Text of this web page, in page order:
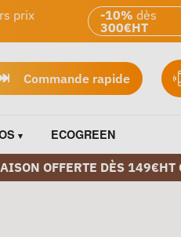
prix
-10% dès
300€HT
Commande rapide
ECOGREEN
OFFERTE DÈS 149€HT